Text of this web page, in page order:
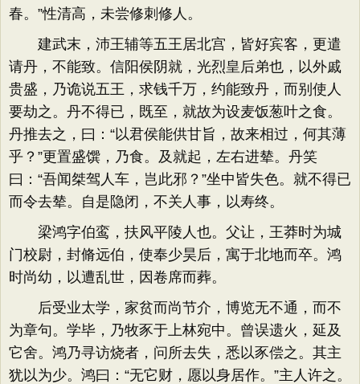
春。”性清高，未尝修刺修人。
建武末，沛王辅等五王居北宫，皆好宾客，更遣
请丹，不能致。信阳侯阴就，光烈皇后弟也，以外戚
贵盛，乃诡说五王，求钱千万，约能致丹，而别使人
要劫之。丹不得已，既至，就故为设麦饭葱叶之食。
丹推去之，曰：“以君侯能供甘旨，故来相过，何其薄
乎？”更置盛馔，乃食。及就起，左右进辇。丹笑
曰：“吾闻桀驾人车，岂此邪？”坐中皆失色。就不得已
而令去辇。自是隐闭，不关人事，以寿终。
梁鸿字伯鸾，扶风平陵人也。父让，王莽时为城
门校尉，封脩远伯，使奉少昊后，寓于北地而卒。鸿
时尚幼，以遭乱世，因卷席而葬。
后受业太学，家贫而尚节介，博览无不通，而不
为章句。学毕，乃牧豕于上林宛中。曾误遗火，延及
它舍。鸿乃寻访烧者，问所去失，悉以豕偿之。其主
犹以为少。鸿曰：“无它财，愿以身居作。”主人许之。